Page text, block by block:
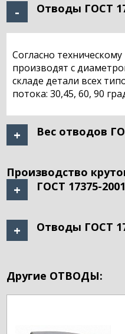
Отводы ГОСТ
Согласно
производят с
складе детали всех
потока: 30,45, 60, 90
Вес отводов
Производство
ГОСТ 17375-2001
Отводы ГОСТ
Другие ОТВОДЫ: